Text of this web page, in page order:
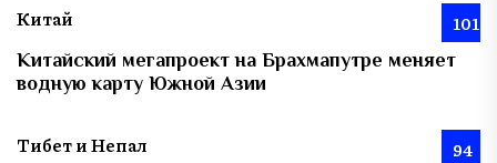
Китай 101
Китайский мегапроект на Брахмапутре меняет
водную карту Южной Азии
Тибет и Непал 94